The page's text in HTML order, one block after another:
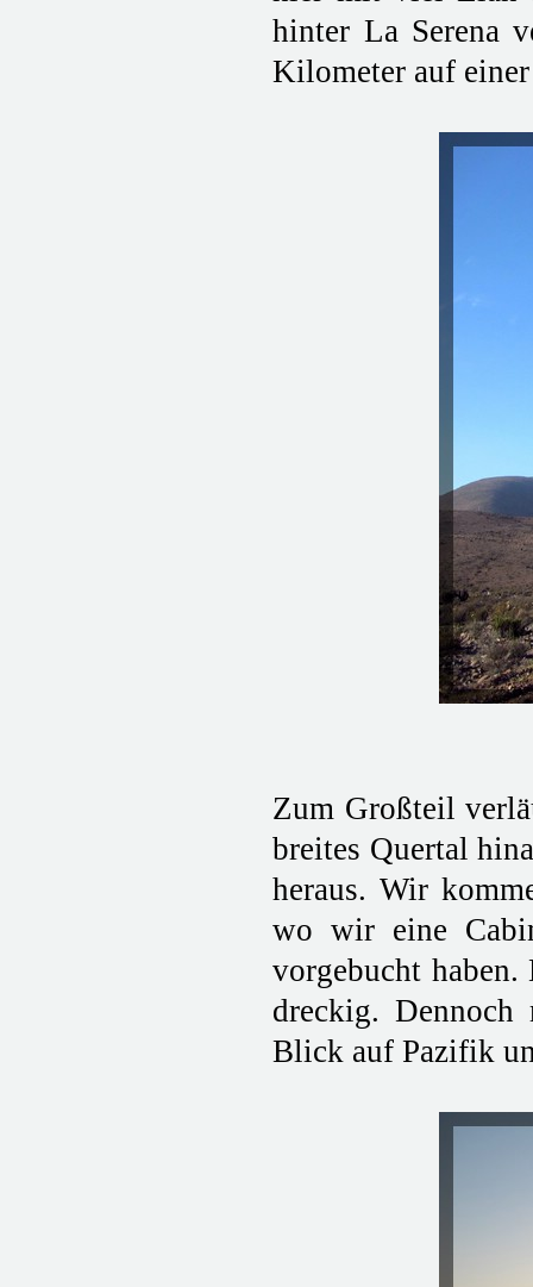
hinter La Serena
Kilometer auf
Zum Großteil
breites Quertal
heraus. Wir
wo wir eine
vorgebucht
dreckig. Dennoch
Blick auf Pazifik